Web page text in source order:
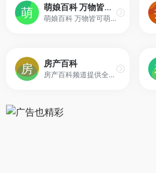
萌娘百科 万物皆可萌的百科全书
萌娘百科 万物皆可萌的百科全书
房产百科
房产百科频道提供全面的房产知识相关信息，为您买房提供相关参考信息，确保您安心买房，更多信息尽在搜狐焦点网